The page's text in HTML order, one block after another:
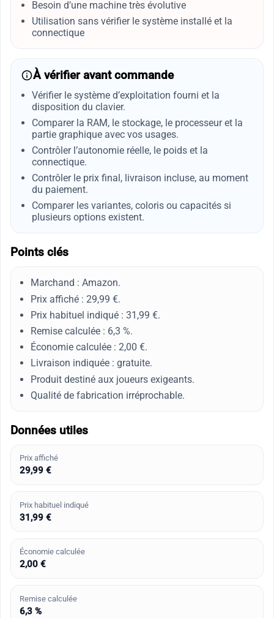
Besoin d’une machine très évolutive
Utilisation sans vérifier le système installé et la
connectique
À vérifier avant commande
Vérifier le système d’exploitation fourni et la
disposition du clavier.
Comparer la RAM, le stockage, le processeur et la
partie graphique avec vos usages.
Contrôler l’autonomie réelle, le poids et la
connectique.
Contrôler le prix final, livraison incluse, au moment
du paiement.
Comparer les variantes, coloris ou capacités si
plusieurs options existent.
Points clés
Marchand : Amazon.
Prix affiché : 29,99 €.
Prix habituel indiqué : 31,99 €.
Remise calculée : 6,3 %.
Économie calculée : 2,00 €.
Livraison indiquée : gratuite.
Produit destiné aux joueurs exigeants.
Qualité de fabrication irréprochable.
Données utiles
Prix affiché
29,99 €
Prix habituel indiqué
31,99 €
Économie calculée
2,00 €
Remise calculée
6,3 %